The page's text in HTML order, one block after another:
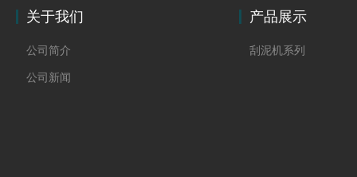
关于我们
公司简介
公司新闻
产品展示
刮泥机系列